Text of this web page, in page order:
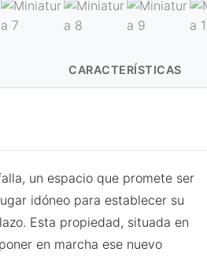
CARACTERÍSTICAS
un espacio que promete ser
idóneo para establecer su
Esta propiedad, situada en
en marcha ese nuevo